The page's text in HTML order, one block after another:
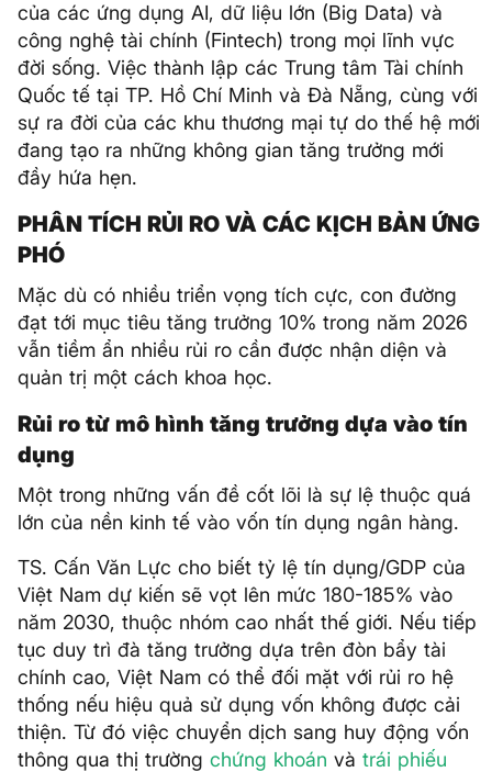
của các ứng dụng AI, dữ liệu lớn (Big Data) và
công nghệ tài chính (Fintech) trong mọi lĩnh vực
đời sống. Việc thành lập các Trung tâm Tài chính
Quốc tế tại TP. Hồ Chí Minh và Đà Nẵng, cùng với
sự ra đời của các khu thương mại tự do thế hệ mới
đang tạo ra những không gian tăng trưởng mới
đầy hứa hẹn.
PHÂN TÍCH RỦI RO VÀ CÁC KỊCH BẢN ỨNG
PHÓ
Mặc dù có nhiều triển vọng tích cực, con đường
đạt tới mục tiêu tăng trưởng 10% trong năm 2026
vẫn tiềm ẩn nhiều rủi ro cần được nhận diện và
quản trị một cách khoa học.
Rủi ro từ mô hình tăng trưởng dựa vào tín
dụng
Một trong những vấn đề cốt lõi là sự lệ thuộc quá
lớn của nền kinh tế vào vốn tín dụng ngân hàng.
TS. Cấn Văn Lực cho biết tỷ lệ tín dụng/GDP của
Việt Nam dự kiến sẽ vọt lên mức 180-185% vào
năm 2030, thuộc nhóm cao nhất thế giới. Nếu tiếp
tục duy trì đà tăng trưởng dựa trên đòn bẩy tài
chính cao, Việt Nam có thể đối mặt với rủi ro hệ
thống nếu hiệu quả sử dụng vốn không được cải
thiện. Từ đó việc chuyển dịch sang huy động vốn
thông qua thị trường chứng khoán và trái phiếu